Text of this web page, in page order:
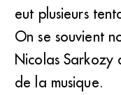
eut plusieurs
On se souvient
Nicolas Sarkozy
de la musique.